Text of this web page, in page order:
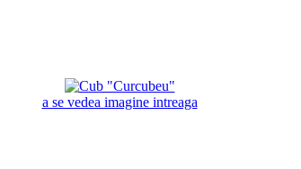
a se vedea imagine intreaga